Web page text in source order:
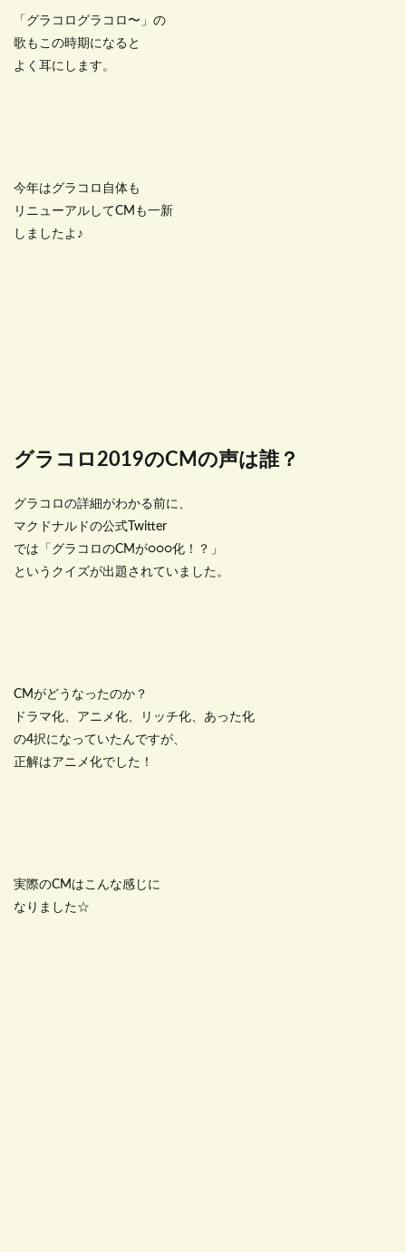
「グラコログラコロ〜」の
歌もこの時期になると
よく耳にします。
今年はグラコロ自体も
リニューアルしてCMも一新
しましたよ♪
グラコロ2019のCMの声は誰？
グラコロの詳細がわかる前に、
マクドナルドの公式Twitter
では「グラコロのCMが○○○化！？」
というクイズが出題されていました。
CMがどうなったのか？
ドラマ化、アニメ化、リッチ化、あった化
の4択になっていたんですが、
正解はアニメ化でした！
実際のCMはこんな感じに
なりました☆